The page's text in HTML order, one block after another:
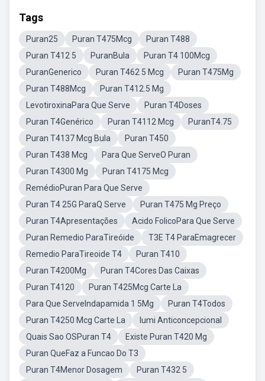
Tags
Puran25 Puran T475Mcg
Puran T488
Puran T412 5
PuranBula
Puran T4 100Mcg
PuranGenerico
Puran T462 5 Mcg
Puran T475Mg
Puran T488Mcg
Puran T412.5 Mg
LevotiroxinaPara Que Serve
Puran T4Doses
Puran T4Genérico
Puran T4112 Mcg
PuranT4.75
Puran T4137 Mcg Bula
Puran T450
Puran T438 Mcg
Para Que ServeO Puran
Puran T4300 Mg
Puran T4175 Mcg
RemédioPuran Para Que Serve
Puran T4 25G ParaQ Serve
Puran T475 Mg Preço
Puran T4Apresentações
Acido FolicoPara Que Serve
Puran Remedio ParaTireóide
T3E T4 ParaEmagrecer
Remedio ParaTireoide T4
Puran T410
Puran T4200Mg
Puran T4Cores Das Caixas
Puran T4120
Puran T425Mcg Carte La
Para Que ServeIndapamida 1 5Mg
Puran T4Todos
Puran T4250 Mcg Carte La
Iumi Anticoncepcional
Quais Sao OSPuran T4
Existe Puran T420 Mg
Puran QueFaz a Funcao Do T3
Puran T4Menor Dosagem
Puran T432 5